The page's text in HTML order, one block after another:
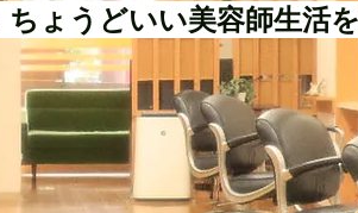
ちょうどいい美容師生活